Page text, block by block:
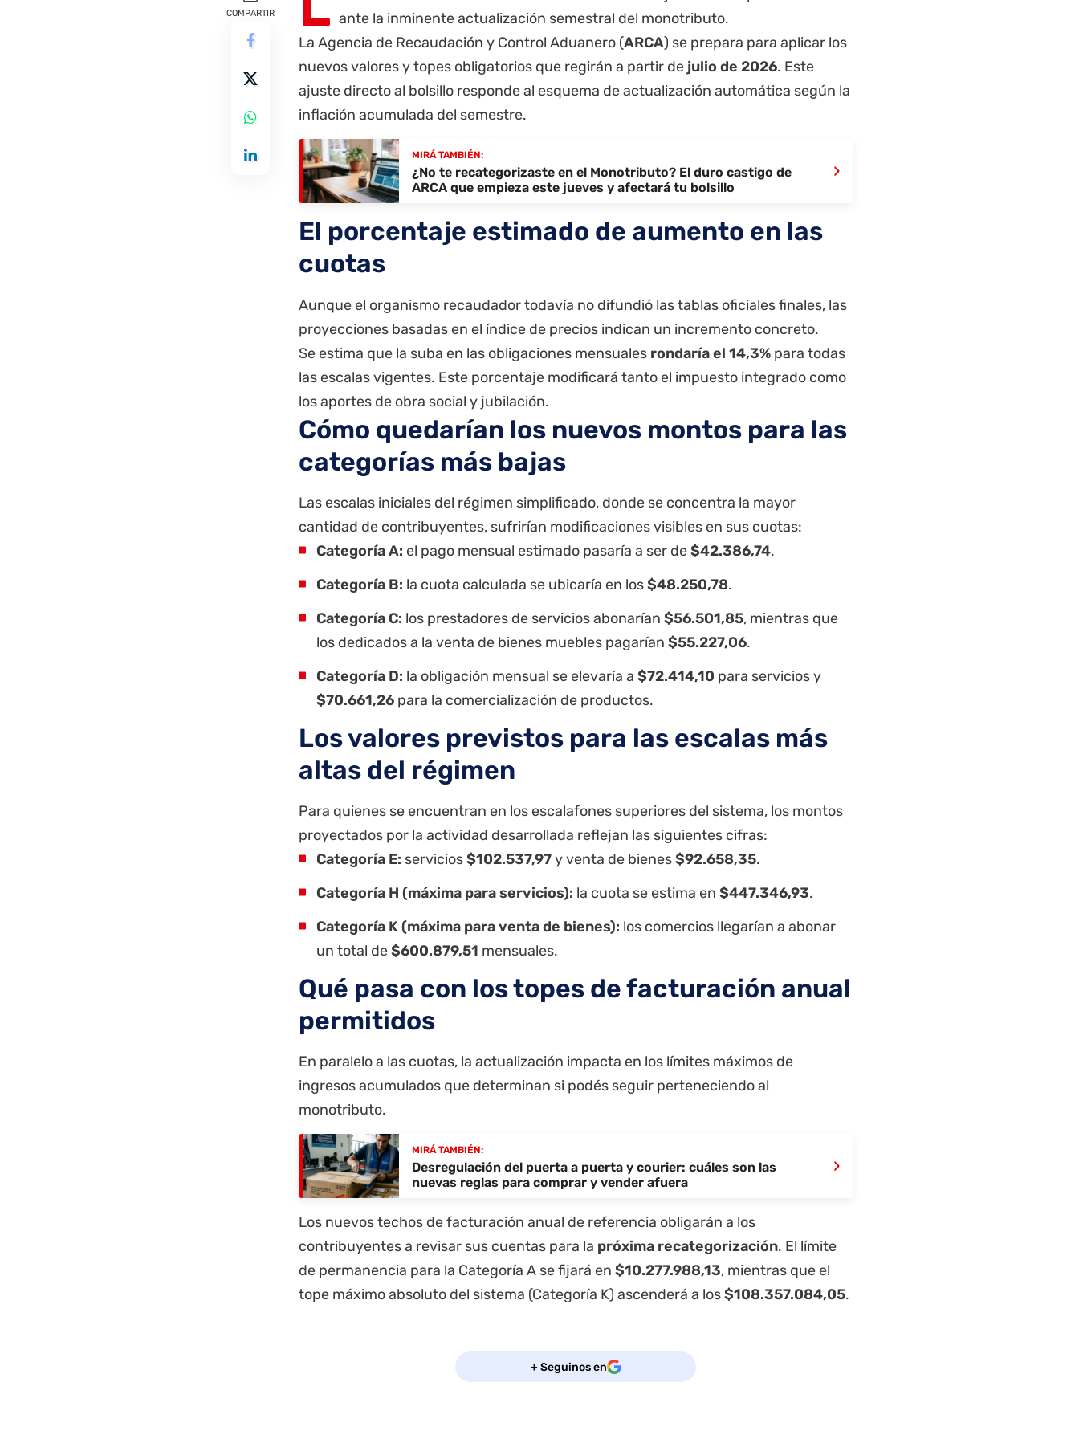
COMPARTIR
ante la inminente actualización semestral del monotributo.
La Agencia de Recaudación y Control Aduanero (ARCA) se prepara para aplicar los
nuevos valores y topes obligatorios que regirán a partir de julio de 2026. Este
ajuste directo al bolsillo responde al esquema de actualización automática según la
inflación acumulada del semestre.
MIRÁ TAMBIÉN:
¿No te recategorizaste en el Monotributo? El duro castigo de
ARCA que empieza este jueves y afectará tu bolsillo
›
El porcentaje estimado de aumento en las
cuotas
Aunque el organismo recaudador todavía no difundió las tablas oficiales finales, las
proyecciones basadas en el índice de precios indican un incremento concreto.
Se estima que la suba en las obligaciones mensuales rondaría el 14,3% para todas
las escalas vigentes. Este porcentaje modificará tanto el impuesto integrado como
los aportes de obra social y jubilación.
Cómo quedarían los nuevos montos para las
categorías más bajas
Las escalas iniciales del régimen simplificado, donde se concentra la mayor
cantidad de contribuyentes, sufrirían modificaciones visibles en sus cuotas:
Categoría A: el pago mensual estimado pasaría a ser de$42.386,74.
Categoría B: la cuota calculada se ubicaría en los$48.250,78.
Categoría C: los prestadores de servicios abonarían $56.501,85, mientras que
los dedicados a la venta de bienes muebles pagarían $55.227,06.
Categoría D: la obligación mensual se elevaría a $72.414,10 para servicios y
$70.661,26 para la comercialización de productos.
Los valores previstos para las escalas más
altas del régimen
Para quienes se encuentran en los escalafones superiores del sistema, los montos
proyectados por la actividad desarrollada reflejan las siguientes cifras:
Categoría E: servicios$102.537,97y venta de bienes$92.658,35.
Categoría H (máxima para servicios): la cuota se estima en $447.346,93.
Categoría K (máxima para venta de bienes): los comercios llegarían a abonar
un total de$600.879,51 mensuales.
Qué pasa con los topes de facturación anual
permitidos
En paralelo a las cuotas, la actualización impacta en los límites máximos de
ingresos acumulados que determinan si podés seguir perteneciendo al
monotributo.
MIRÁ TAMBIÉN:
Desregulación del puerta a puerta y courier: cuáles son las
nuevas reglas para comprar y vender afuera
›
Los nuevos techos de facturación anual de referencia obligarán a los
contribuyentes a revisar sus cuentas para la próxima recategorización. El límite
de permanencia para la Categoría A se fijará en $10.277.988,13, mientras que el
tope máximo absoluto del sistema (Categoría K) ascenderá a los$108.357.084,05.
+ Seguinos en